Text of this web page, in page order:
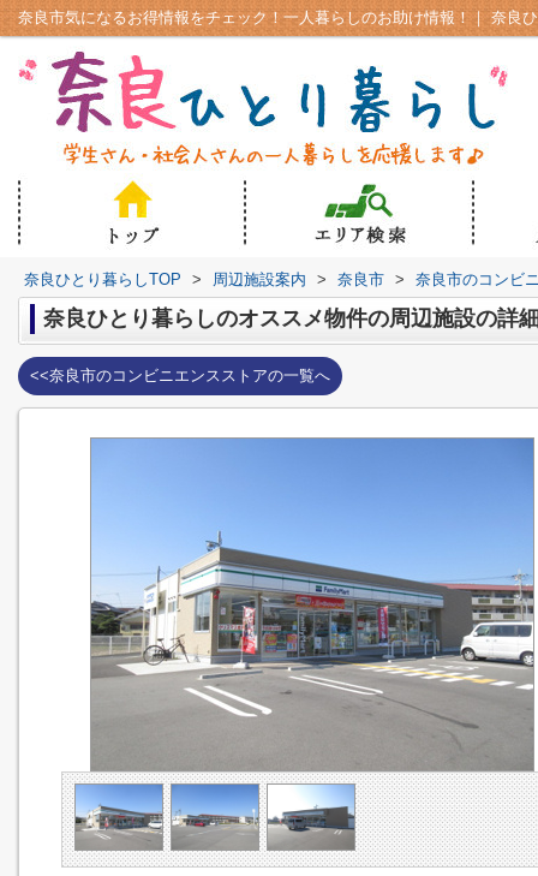
奈良ひとり暮らしTOP > 周辺施設案内 > 奈良市 > 奈良市のコンビ
奈良ひとり暮らしのオススメ物件の周辺施設の詳
<<奈良市のコンビニエンスストアの一覧へ